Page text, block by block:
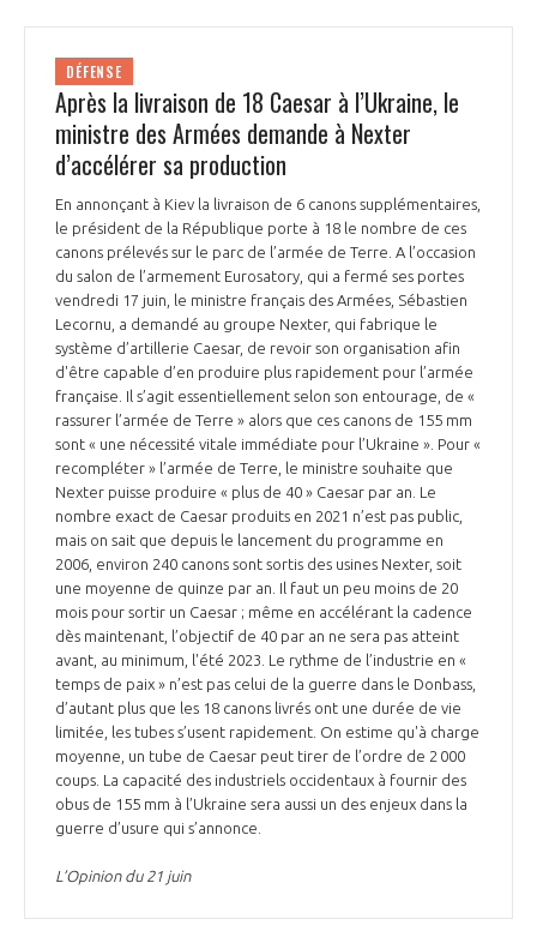
DÉFENSE
Après la livraison de 18 Caesar à l’Ukraine, le
ministre des Armées demande à Nexter
d’accélérer sa production
En annonçant à Kiev la livraison de 6 canons supplémentaires,
le président de la République porte à 18 le nombre de ces
canons prélevés sur le parc de l’armée de Terre. A l’occasion
du salon de l’armement Eurosatory, qui a fermé ses portes
vendredi 17 juin, le ministre français des Armées, Sébastien
Lecornu, a demandé au groupe Nexter, qui fabrique le
système d’artillerie Caesar, de revoir son organisation afin
d'être capable d’en produire plus rapidement pour l’armée
française. Il s’agit essentiellement selon son entourage, de «
rassurer l’armée de Terre » alors que ces canons de 155 mm
sont « une nécessité vitale immédiate pour l’Ukraine ». Pour «
recompléter » l’armée de Terre, le ministre souhaite que
Nexter puisse produire « plus de 40 » Caesar par an. Le
nombre exact de Caesar produits en 2021 n’est pas public,
mais on sait que depuis le lancement du programme en
2006, environ 240 canons sont sortis des usines Nexter, soit
une moyenne de quinze par an. Il faut un peu moins de 20
mois pour sortir un Caesar ; même en accélérant la cadence
dès maintenant, l’objectif de 40 par an ne sera pas atteint
avant, au minimum, l'été 2023. Le rythme de l’industrie en «
temps de paix » n’est pas celui de la guerre dans le Donbass,
d’autant plus que les 18 canons livrés ont une durée de vie
limitée, les tubes s’usent rapidement. On estime qu'à charge
moyenne, un tube de Caesar peut tirer de l’ordre de 2 000
coups. La capacité des industriels occidentaux à fournir des
obus de 155 mm à l’Ukraine sera aussi un des enjeux dans la
guerre d’usure qui s’annonce.
L’Opinion du 21 juin